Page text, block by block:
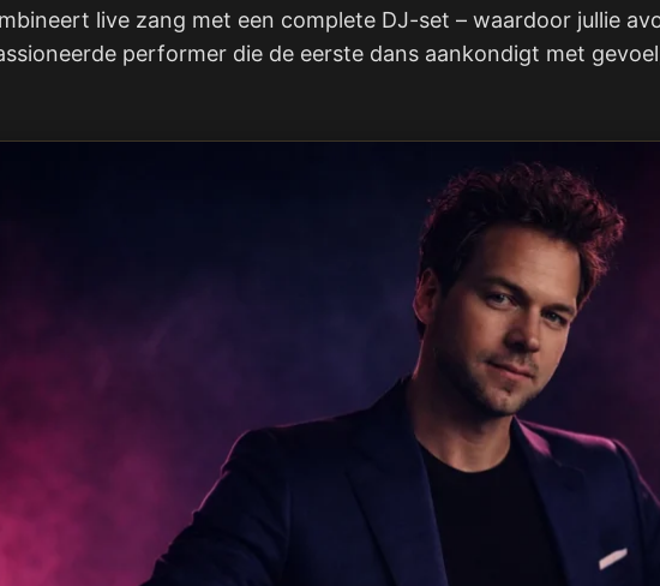
live zang met een complete DJ-set – waardoor jullie
performer die de eerste dans aankondigt met